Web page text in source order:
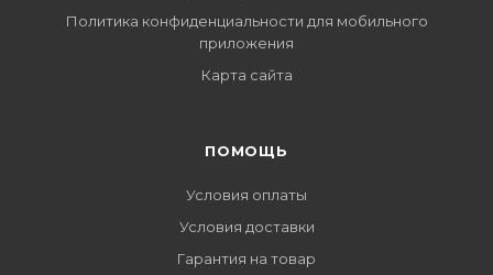
Политика конфиденциальности для мобильного
приложения
Карта сайта
ПОМОЩЬ
Условия оплаты
Условия доставки
Гарантия на товар